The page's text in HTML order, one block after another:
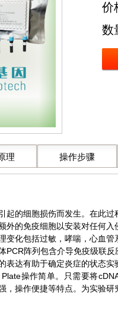
价
数
理 操作步骤
的细胞损伤而发生。在此过
外的免疫细胞以安装对任何
变化包括过敏，哮喘，心血
PCR阵列包含介导免疫级联
表达有助于确定炎症的状态实
操作简单。只需要将
，操作便捷等特点。为实验